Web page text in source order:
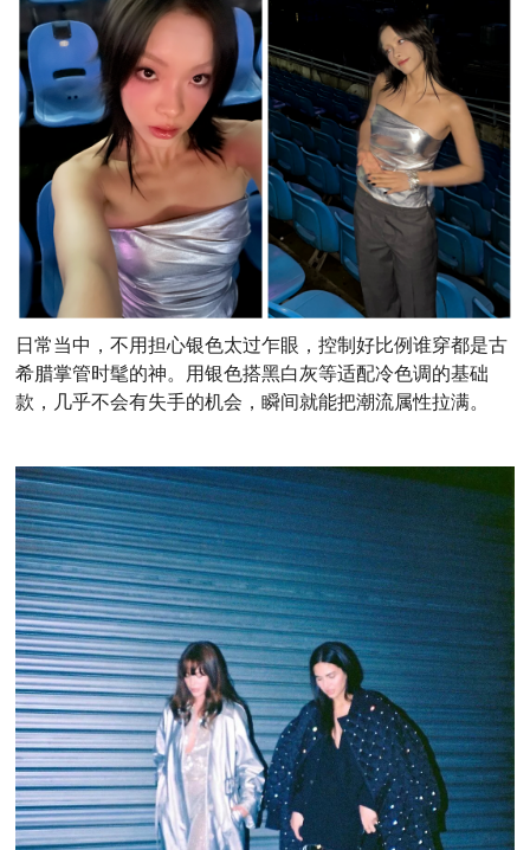
日常当中，不用担心银色太过乍眼，控制好比例谁穿都是古
希腊掌管时髦的神。用银色搭黑白灰等适配冷色调的基础
款，几乎不会有失手的机会，瞬间就能把潮流属性拉满。